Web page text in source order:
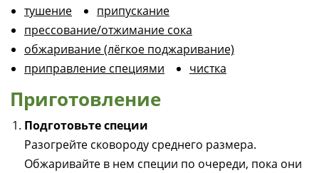
тушение
припускание
прессование/отжимание сока
обжаривание (лёгкое поджаривание)
приправление специями
чистка
Приготовление
Подготовьте специи
Разогрейте сковороду среднего размера.
Обжаривайте в нем специи по очереди, пока они